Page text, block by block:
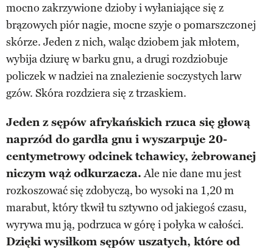
mocno zakrzywione dzioby i wyłaniające się z
brązowych piór nagie, mocne szyje o pomarszczonej
skórze. Jeden z nich, waląc dziobem jak młotem,
wybija dziurę w barku gnu, a drugi rozdziobuje
policzek w nadziei na znalezienie soczystych larw
gzów. Skóra rozdziera się z trzaskiem.
Jeden z sępów afrykańskich rzuca się głową
naprzód do gardła gnu i wyszarpuje 20-
centymetrowy odcinek tchawicy, żebrowanej
niczym wąż odkurzacza.Ale nie dane mu jest
rozkoszować się zdobyczą, bo wysoki na 1,20 m
marabut, który tkwił tu sztywno od jakiegoś czasu,
wyrywa mu ją, podrzuca w górę i połyka w całości.
Dzięki wysiłkom sępów uszatych, które od